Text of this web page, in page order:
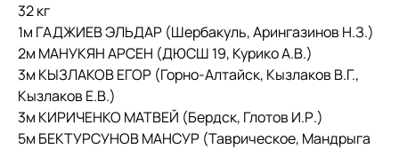
32 кг
1м ГАДЖИЕВ ЭЛЬДАР (Шербакуль, Арингазинов Н.З.)
2м МАНУКЯН АРСЕН (ДЮСШ 19, Курико А.В.)
3м КЫЗЛАКОВ ЕГОР (Горно-Алтайск, Кызлаков В.Г.,
Кызлаков Е.В.)
3м КИРИЧЕНКО МАТВЕЙ (Бердск, Глотов И.Р.)
5м БЕКТУРСУНОВ МАНСУР (Таврическое, Мандрыга